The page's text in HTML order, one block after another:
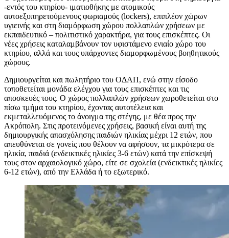
-εντός του κτηρίου- ιματιοθήκης με ατομικούς
αυτοεξυπηρετούμενους φωριαμούς (lockers), επιπλέον χώρων
υγιεινής και στη διαμόρφωση χώρου πολλαπλών χρήσεων με
εκπαιδευτικό – πολιτιστικό χαρακτήρα, για τους επισκέπτες. Οι
νέες χρήσεις καταλαμβάνουν τον υφιστάμενο ενιαίο χώρο του
κτηρίου, αλλά και τους υπάρχοντες διαμορφωμένους βοηθητικούς
χώρους.
Δημιουργείται και πωλητήριο του ΟΔΑΠ, ενώ στην είσοδο
τοποθετείται μονάδα ελέγχου για τους επισκέπτες και τις
αποσκευές τους. Ο χώρος πολλαπλών χρήσεων χωροθετείται στο
πίσω τμήμα του κτηρίου, έχοντας αυτοτέλεια και
εκμεταλλευόμενος το άνοιγμα της στέγης, με θέα προς την
Ακρόπολη. Στις προτεινόμενες χρήσεις, βασική είναι αυτή της
δημιουργικής απασχόλησης παιδιών ηλικίας μέχρι 12 ετών, που
απευθύνεται σε γονείς που θέλουν να αφήσουν, τα μικρότερα σε
ηλικία, παιδιά (ενδεικτικές ηλικίες 3-6 ετών) κατά την επίσκεψή
τους στον αρχαιολογικό χώρο, είτε σε σχολεία (ενδεικτικές ηλικίες
6-12 ετών), από την Ελλάδα ή το εξωτερικό.